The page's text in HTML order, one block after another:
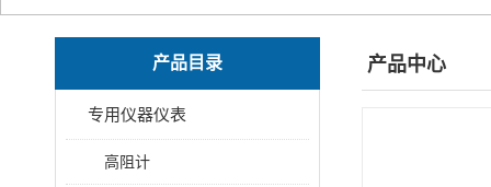
产品目录
专用仪器仪表
高阻计
产品中心